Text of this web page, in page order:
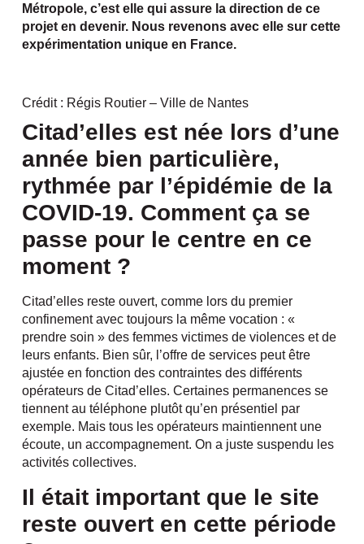
Métropole, c’est elle qui assure la direction de ce
projet en devenir. Nous revenons avec elle sur cette
expérimentation unique en France.
Crédit : Régis Routier – Ville de Nantes
Citad’elles est née lors d’une
année bien particulière,
rythmée par l’épidémie de la
COVID-19. Comment ça se
passe pour le centre en ce
moment ?
Citad’elles reste ouvert, comme lors du premier
confinement avec toujours la même vocation : «
prendre soin » des femmes victimes de violences et de
leurs enfants. Bien sûr, l’offre de services peut être
ajustée en fonction des contraintes des différents
opérateurs de Citad’elles. Certaines permanences se
tiennent au téléphone plutôt qu’en présentiel par
exemple. Mais tous les opérateurs maintiennent une
écoute, un accompagnement. On a juste suspendu les
activités collectives.
Il était important que le site
reste ouvert en cette période